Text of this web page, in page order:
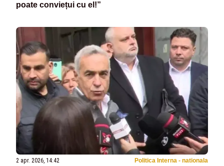
poate conviețui cu el!”
2 apr. 2026, 14:42 Politica Interna - nationala